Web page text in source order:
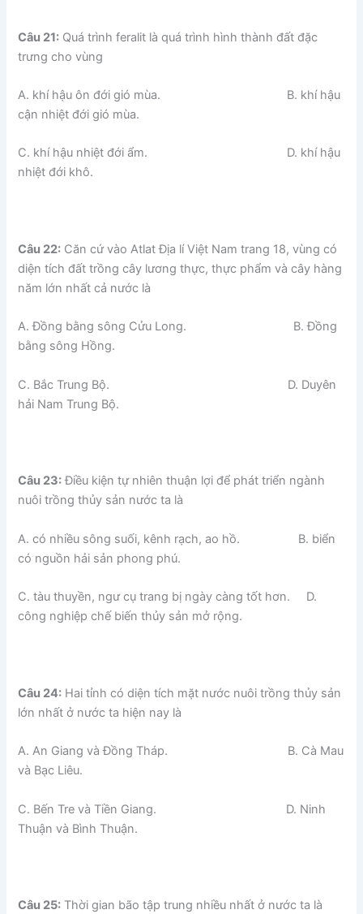
Câu 21: Quá trình feralit là quá trình hình thành đất đặc
trưng cho vùng
A. khí hậu ôn đới gió mùa. B. khí hậu
cận nhiệt đới gió mùa.
C. khí hậu nhiệt đới ẩm. D. khí hậu
nhiệt đới khô.
Câu 22: Căn cứ vào Atlat Địa lí Việt Nam trang 18, vùng có
diện tích đất trồng cây lương thực, thực phẩm và cây hàng
năm lớn nhất cả nước là
A. Đồng bằng sông Cửu Long. B. Đồng
bằng sông Hồng.
C. Bắc Trung Bộ. D. Duyên
hải Nam Trung Bộ.
Câu 23:Điều kiện tự nhiên thuận lợi để phát triển ngành
nuôi trồng thủy sản nước ta là
A. có nhiều sông suối, kênh rạch, ao hồ. B. biển
có nguồn hải sản phong phú.
C. tàu thuyền, ngư cụ trang bị ngày càng tốt hơn. D.
công nghiệp chế biến thủy sản mở rộng.
Câu 24: Hai tỉnh có diện tích mặt nước nuôi trồng thủy sản
lớn nhất ở nước ta hiện nay là
A. An Giang và Đồng Tháp. B. Cà Mau
và Bạc Liêu.
C. Bến Tre và Tiền Giang. D. Ninh
Thuận và Bình Thuận.
Câu 25: Thời gian bão tập trung nhiều nhất ở nước ta là